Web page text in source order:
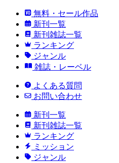
無料・セール作品
新刊一覧
新刊雑誌一覧
ランキング
ジャンル
雑誌・レーベル
よくある質問
お問い合わせ
新刊一覧
新刊雑誌一覧
ランキング
ミッション
ジャンル